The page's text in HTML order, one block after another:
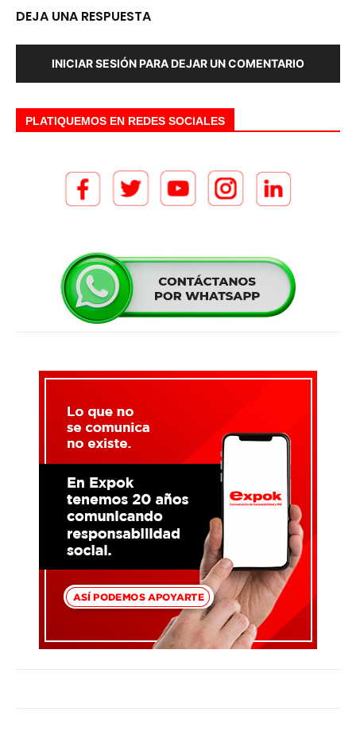
DEJA UNA RESPUESTA
INICIAR SESIÓN PARA DEJAR UN COMENTARIO
PLATIQUEMOS EN REDES SOCIALES